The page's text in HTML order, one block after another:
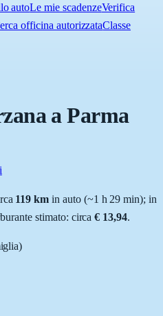
autoLe mie scadenzeVerifica
officina autorizzataClasse
a Parma
119 km in auto (~1 h 29 min); in
stimato: circa € 13,94.